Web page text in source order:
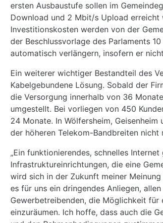
ersten Ausbaustufe sollen im
Download und 2 Mbit/s Upload
Investitionskosten werden von der
der Beschlussvorlage des Parlaments
automatisch verlängern, insofern er
Ein weiterer wichtiger Bestandteil des
Kabelgebundene Lösung. Sobald der
die Versorgung innerhalb von 36
umgestellt. Bei vorliegen von 450
24 Monate. In Wölfersheim,
der höheren Telekom-Bandbreiten nicht
„Ein funktionierendes, schnelles
Infrastruktureinrichtungen, die eine
wird sich in der Zukunft meiner
es für uns ein dringendes Anliegen,
Gewerbetreibenden, die Möglichkeit für
einzuräumen. Ich hoffe, dass auch die